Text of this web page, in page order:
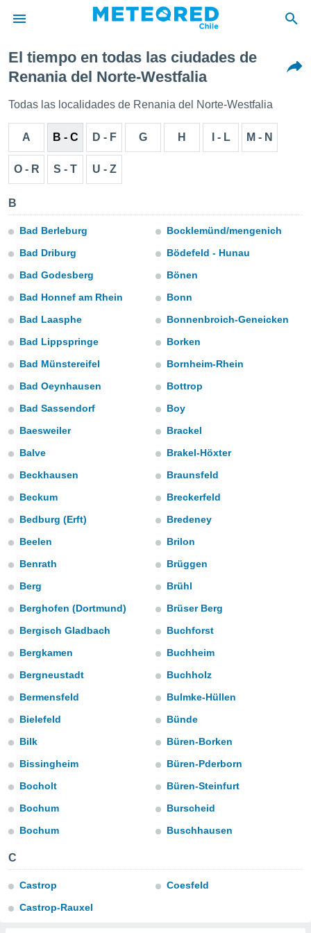
de
por
para
que se
calidad.
y
digital
permite
seguir
contenido
coste.
botón
a la
todas
ya sean
y análisis
en
perfil
y
nuestra
de
disponible
cookies
aceptar
CONTINUAR
CONFIGURACIÓN
El tiempo en todas las ciudades de
Renania del Norte-Westfalia
Todas las localidades de Renania del Norte-Westfalia
A B - C D - F G H I - L M - N
O - R S - T U - Z
B
Bad Berleburg
Bad Driburg
Bad Godesberg
Bad Honnef am Rhein
Bad Laasphe
Bad Lippspringe
Bad Münstereifel
Bad Oeynhausen
Bad Sassendorf
Baesweiler
Balve
Beckhausen
Beckum
Bedburg (Erft)
Beelen
Benrath
Berg
Berghofen (Dortmund)
Bergisch Gladbach
Bergkamen
Bergneustadt
Bermensfeld
Bielefeld
Bilk
Bissingheim
Bocholt
Bochum
Bochum
Bocklemünd/mengenich
Bödefeld - Hunau
Bönen
Bonn
Bonnenbroich-Geneicken
Borken
Bornheim-Rhein
Bottrop
Boy
Brackel
Brakel-Höxter
Braunsfeld
Breckerfeld
Bredeney
Brilon
Brüggen
Brühl
Brüser Berg
Buchforst
Buchheim
Buchholz
Bulmke-Hüllen
Bünde
Büren-Borken
Büren-Pderborn
Büren-Steinfurt
Burscheid
Buschhausen
C
Castrop
Castrop-Rauxel
Coesfeld